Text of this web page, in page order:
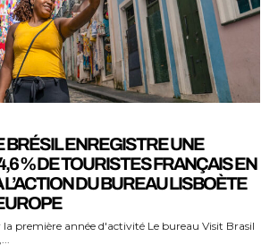
BRÉSIL ENREGISTRE UNE
% DE TOURISTES FRANÇAIS EN
DU BUREAU LISBOÈTE
première année d'activité Le bureau Visit Brasil